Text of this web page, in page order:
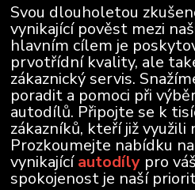
Svou dlouholetou
vynikající pověst mezi
hlavním cílem je
prvotřídní kvality, ale
zákaznický servis.
poradit a pomoci při
autodílů. Připojte se k
zákazníků, kteří již využili
Prozkoumejte nabídku
vynikajícíautodíly pro
spokojenost je naší